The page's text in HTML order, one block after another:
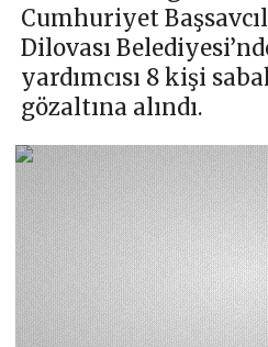
Cumhuriyet
Dilovası
yardımcısı 8 kişi
gözaltına alındı.